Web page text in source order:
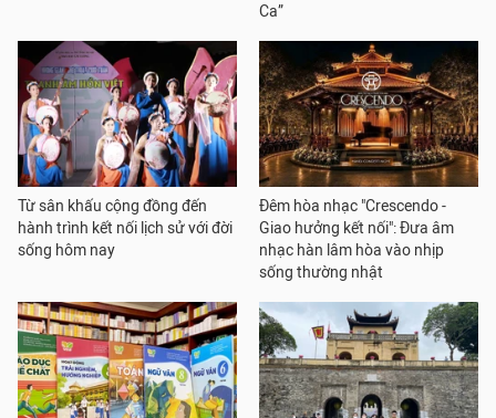
Ca”
Từ sân khấu cộng đồng đến
hành trình kết nối lịch sử với đời
sống hôm nay
Đêm hòa nhạc "Crescendo -
Giao hưởng kết nối": Đưa âm
nhạc hàn lâm hòa vào nhịp
sống thường nhật